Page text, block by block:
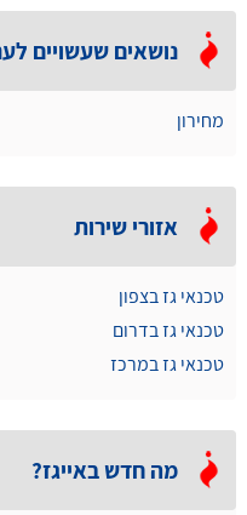
נושאים שעשויים
מחירון
אזורי שירות
טכנאי גז בצפון
טכנאי גז בדרום
טכנאי גז במרכז
מה חדש באייגז?